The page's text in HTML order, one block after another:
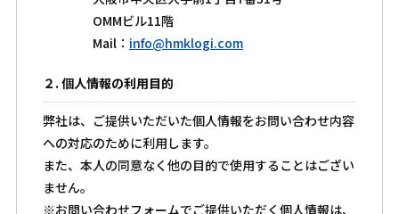
OMMビル11階
Mail： info@hmklogi.com
２. 個人情報の利用目的
弊社は、ご提供いただいた個人情報をお問い合わせ内容
への対応のために利用します。
また、本人の同意なく他の目的で使用することはござい
ません。
※お問い合わせフォームでご提供いただく個人情報は、